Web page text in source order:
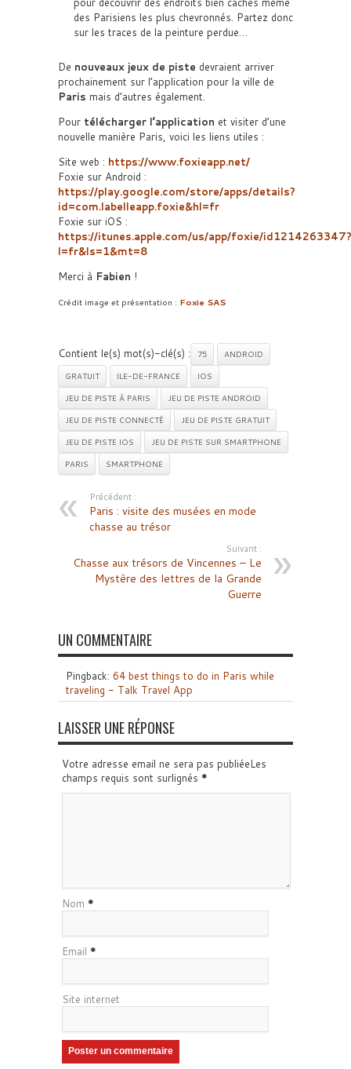
des Parisiens les plus chevronnés. Partez donc
sur les traces de la peinture perdue…
De nouveaux jeux de piste devraient arriver
prochainement sur l’application pour la ville de
Paris mais d’autres également.
Pour télécharger l’application et visiter d’une
nouvelle manière Paris, voici les liens utiles :
Site web : https://www.foxieapp.net/
Foxie sur Android :
https://play.google.com/store/apps/details?
id=com.labelleapp.foxie&hl=fr
Foxie sur iOS :
https://itunes.apple.com/us/app/foxie/id1214263347?
l=fr&ls=1&mt=8
Merci à Fabien !
Crédit image et présentation : Foxie SAS
Contient le(s) mot(s)-clé(s) : 75
ANDROID
GRATUIT
ILE-DE-FRANCE
IOS
JEU DE PISTE À PARIS
JEU DE PISTE ANDROID
JEU DE PISTE CONNECTÉ
JEU DE PISTE GRATUIT
JEU DE PISTE IOS
JEU DE PISTE SUR SMARTPHONE
PARIS
SMARTPHONE
Précédent :
Paris : visite des musées en mode
chasse au trésor
Suivant :
Chasse aux trésors de Vincennes – Le
Mystère des lettres de la Grande
Guerre
UN COMMENTAIRE
Pingback: 64 best things to do in Paris while
traveling - Talk Travel App
LAISSER UNE RÉPONSE
Votre adresse email ne sera pas publiéeLes
champs requis sont surlignés *
Nom *
Email *
Site internet